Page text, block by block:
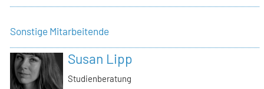
Sonstige Mitarbeitende
Susan Lipp
Studienberatung